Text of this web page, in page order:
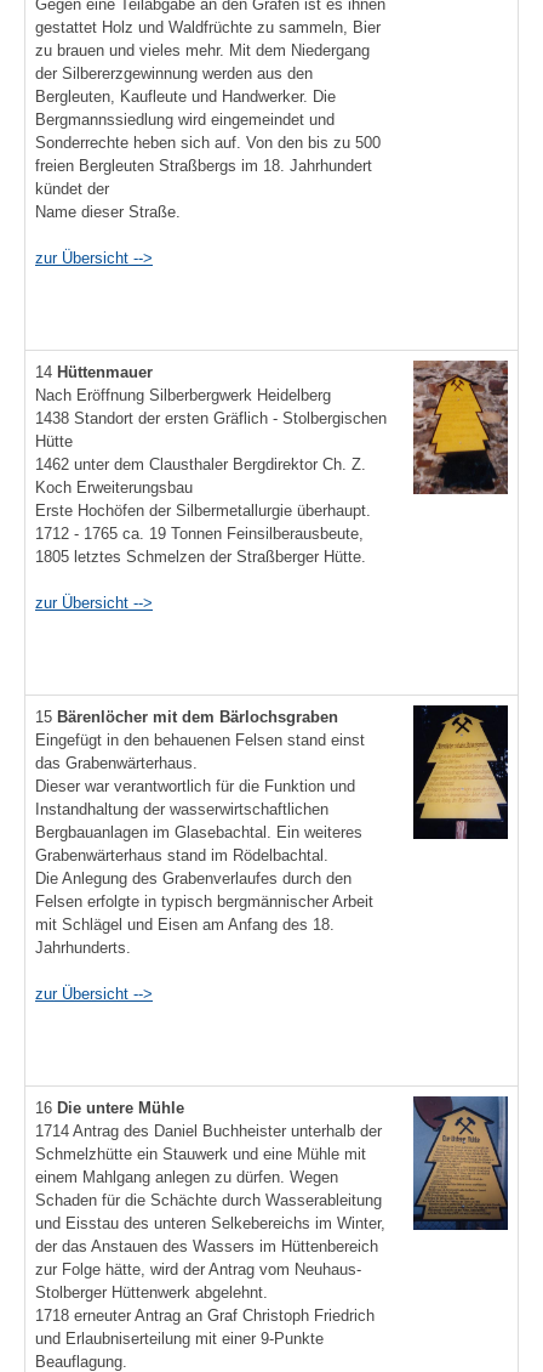
Gegen eine Teilabgabe an den Grafen ist es ihnen
gestattet Holz und Waldfrüchte zu sammeln, Bier
zu brauen und vieles mehr. Mit dem Niedergang
der Silbererzgewinnung werden aus den
Bergleuten, Kaufleute und Handwerker. Die
Bergmannssiedlung wird eingemeindet und
Sonderrechte heben sich auf. Von den bis zu 500
freien Bergleuten Straßbergs im 18. Jahrhundert
kündet der
Name dieser Straße.
zur Übersicht -->
14 Hüttenmauer
Nach Eröffnung Silberbergwerk Heidelberg
1438 Standort der ersten Gräflich - Stolbergischen
Hütte
1462 unter dem Clausthaler Bergdirektor Ch. Z.
Koch Erweiterungsbau
Erste Hochöfen der Silbermetallurgie überhaupt.
1712 - 1765 ca. 19 Tonnen Feinsilberausbeute,
1805 letztes Schmelzen der Straßberger Hütte.
zur Übersicht -->
15 Bärenlöcher mit dem Bärlochsgraben
Eingefügt in den behauenen Felsen stand einst
das Grabenwärterhaus.
Dieser war verantwortlich für die Funktion und
Instandhaltung der wasserwirtschaftlichen
Bergbauanlagen im Glasebachtal. Ein weiteres
Grabenwärterhaus stand im Rödelbachtal.
Die Anlegung des Grabenverlaufes durch den
Felsen erfolgte in typisch bergmännischer Arbeit
mit Schlägel und Eisen am Anfang des 18.
Jahrhunderts.
zur Übersicht -->
16 Die untere Mühle
1714 Antrag des Daniel Buchheister unterhalb der
Schmelzhütte ein Stauwerk und eine Mühle mit
einem Mahlgang anlegen zu dürfen. Wegen
Schaden für die Schächte durch Wasserableitung
und Eisstau des unteren Selkebereichs im Winter,
der das Anstauen des Wassers im Hüttenbereich
zur Folge hätte, wird der Antrag vom Neuhaus-
Stolberger Hüttenwerk abgelehnt.
1718 erneuter Antrag an Graf Christoph Friedrich
und Erlaubniserteilung mit einer 9-Punkte
Beauflagung.